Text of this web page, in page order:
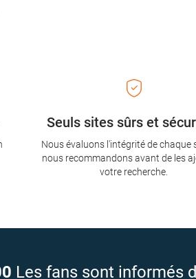
Seuls sites sûrs et
Nous évaluons l'intégrité de chaque
nous recommandons avant de les
votre recherche.
Les fans sont informés